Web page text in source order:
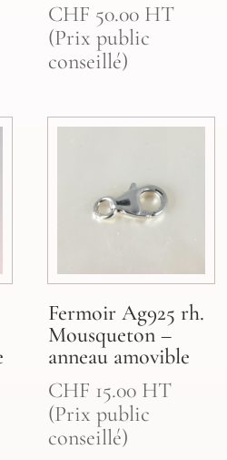
CHF 50.00 HT
(Prix public
conseillé)
Fermoir Ag925 rh.
Mousqueton –
anneau amovible
CHF 15.00 HT
(Prix public
conseillé)